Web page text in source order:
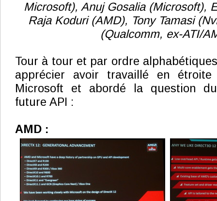
Microsoft), Anuj Gosalia (Microsoft),
Raja Koduri (AMD), Tony Tamasi
(Qualcomm, ex-ATI/
Tour à tour et par ordre
apprécier avoir travaillé en étroite
Microsoft et abordé la question
future API :
AMD :